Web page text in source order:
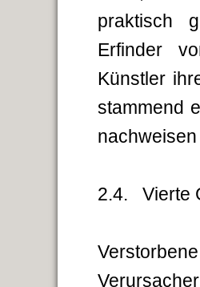
praktisch
Erfinder
Künstler
stammend
2.4. Vierte